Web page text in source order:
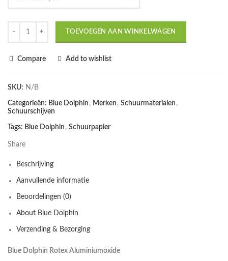
TOEVOEGEN AAN WINKELWAGEN
Compare Add to wishlist
SKU: N/B
Categorieën: Blue Dolphin , Merken , Schuurmaterialen ,
Schuurschijven
Tags: Blue Dolphin , Schuurpapier
Share
Beschrijving
Aanvullende informatie
Beoordelingen (0)
About Blue Dolphin
Verzending & Bezorging
Blue Dolphin Rotex Aluminiumoxide